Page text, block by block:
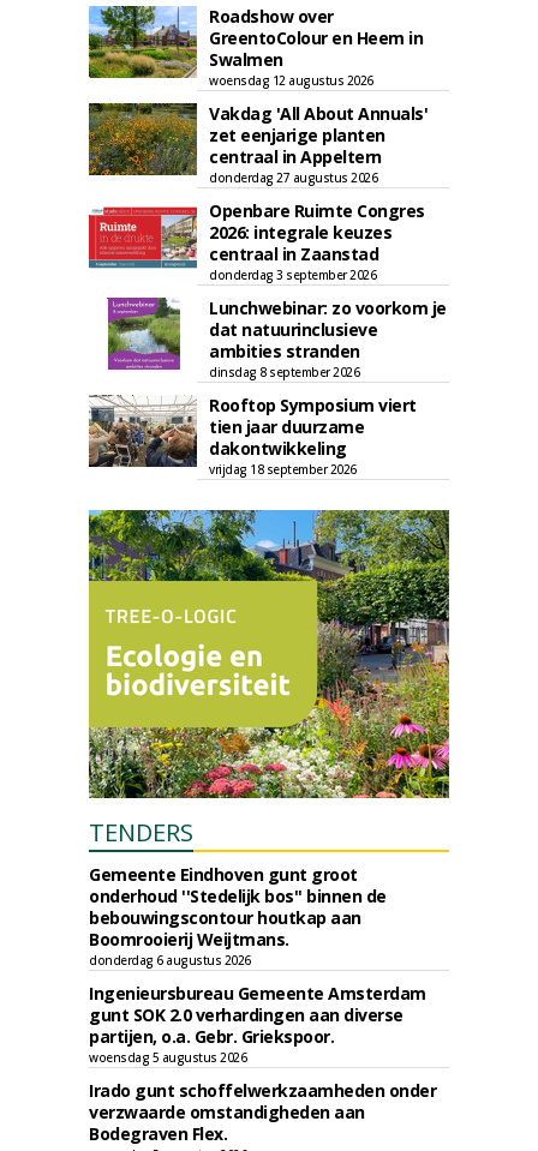
Roadshow over
GreentoColour en Heem in
Swalmen
woensdag 12 augustus 2026
Vakdag 'All About Annuals'
zet eenjarige planten
centraal in Appeltern
donderdag 27 augustus 2026
Openbare Ruimte Congres
2026: integrale keuzes
centraal in Zaanstad
donderdag 3 september 2026
Lunchwebinar: zo voorkom je
dat natuurinclusieve
ambities stranden
dinsdag 8 september 2026
Rooftop Symposium viert
tien jaar duurzame
dakontwikkeling
vrijdag 18 september 2026
TENDERS
Gemeente Eindhoven gunt groot
onderhoud ''Stedelijk bos'' binnen de
bebouwingscontour houtkap aan
Boomrooierij Weijtmans.
donderdag 6 augustus 2026
Ingenieursbureau Gemeente Amsterdam
gunt SOK 2.0 verhardingen aan diverse
partijen, o.a. Gebr. Griekspoor.
woensdag 5 augustus 2026
Irado gunt schoffelwerkzaamheden onder
verzwaarde omstandigheden aan
Bodegraven Flex.